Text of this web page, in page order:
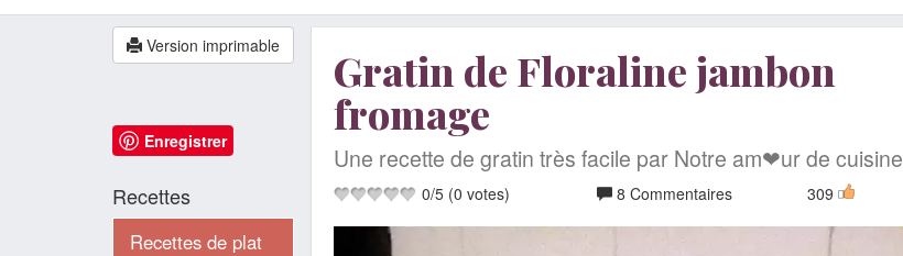
Gratin de Floraline jambon
fromage
Une recette de gratin très facile par Notre am❤ur de cuisine
0/5 (0 votes) 8 Commentaires 309
Version imprimable
Enregistrer
Recettes
Recettes de plat